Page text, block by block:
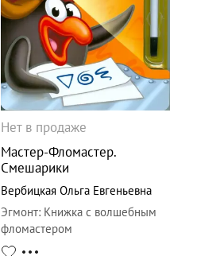
Нет в продаже
Мастер-Фломастер.
Смешарики
Вербицкая Ольга Евгеньевна
Эгмонт: Книжка с волшебным
фломастером